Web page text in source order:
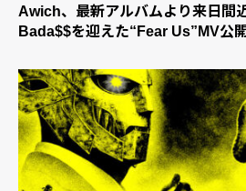
Awich、最新アルバムより来日間
Bada$$を迎えた“Fear Us”MV公開